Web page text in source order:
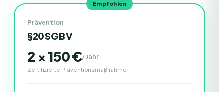
Empfohlen
Prävention
§20 SGB V
2 × 150 €/Jahr
Zertifizierte Präventionsmaßnahme